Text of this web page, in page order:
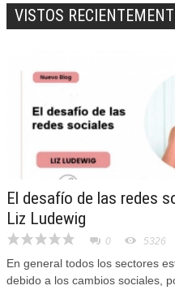
VISTOS
El desafío de las redes
Liz Ludewig
0 5326
En general todos los sectores
debido a los cambios sociales,